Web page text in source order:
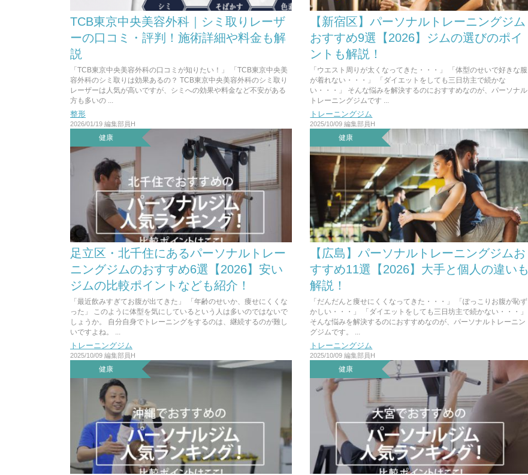
TCB東京中央美容外科｜シミ取りレーザ
ーの口コミ・評判！施術詳細や料金も解
説
「TCB東京中央美容外科の口コミが知りたい！」 「TCB東京中央美
容外科のシミ取りは効果あるの？ TCB東京中央美容外科のシミ取り
レーザーは人気が高いですが、シミへの効果や料金など不安がある
方も多いの ...
整形
2026/01/19 編集部員H
【新宿区】パーソナルトレーニングジム
おすすめ9選【2026】ジムの選びのポイ
ントも解説！
「ウエスト周りが太くなってきた・・・」 「体型のせいで好きな服
が着れない・・・」 「ダイエットをしても三日坊主で続かな
い・・・」 そんな悩みを解決するのにおすすめなのが、パーソナル
トレーニングジムです ...
トレーニングジム
2025/10/09 編集部員H
健康
足立区・北千住にあるパーソナルトレー
ニングジムのおすすめ6選【2026】安い
ジムの比較ポイントなども紹介！
「最近飲みすぎてお腹が出てきた」 「年齢のせいか、痩せにくくな
った」 このように体型を気にしているという人は多いのではないで
しょうか。 自分自身でトレーニングをするのは、継続するのが難し
いですよね。 ...
トレーニングジム
2025/10/09 編集部員H
健康
【広島】パーソナルトレーニングジムお
すすめ11選【2026】大手と個人の違いも
解説！
「だんだんと痩せにくくなってきた・・・」 「ぽっこりお腹が恥ず
かしい・・・」 「ダイエットをしても三日坊主で続かない・・・」
そんな悩みを解決するのにおすすめなのが、パーソナルトレーニン
グジムです。 ...
トレーニングジム
2025/10/09 編集部員H
健康 健康